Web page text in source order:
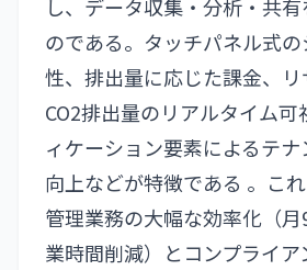
し、データ収集・分析・共
のである。タッチパネル式
性、排出量に応じた課金、
CO2排出量のリアルタイム可
ィケーション要素によるテ
向上などが特徴である 。こ
管理業務の大幅な効率化（
業時間削減）とコンプライ